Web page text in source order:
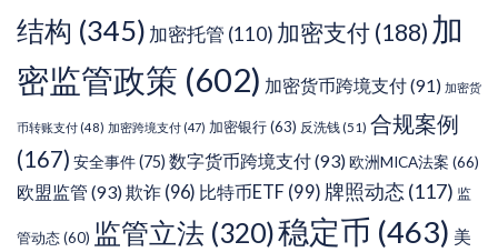
结构 (345) 加密托管 (110) 加密支付 (188) 加
密监管政策 (602) 加密货币跨境支付(91) 加密货
币转账支付 (48) 加密跨境支付 (47) 加密银行(63) 反洗钱(51) 合规案例
(167) 安全事件(75) 数字货币跨境支付(93)欧洲MICA法案 (66)
欧盟监管 (93)欺诈 (96) 比特币ETF (99) 牌照动态 (117) 监
管动态(60) 监管立法 (320)稳定币 (463) 美